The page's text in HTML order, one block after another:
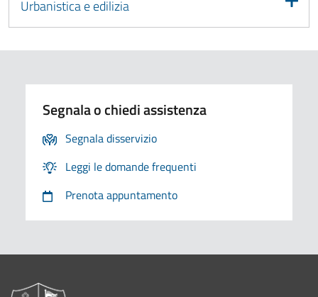
Urbanistica e edilizia
Segnala o chiedi assistenza
Segnala disservizio
Leggi le domande frequenti
Prenota appuntamento
Pié di pagina